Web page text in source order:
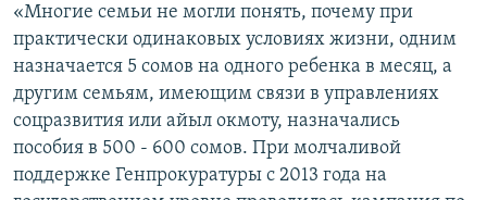
«Многие семьи не могли понять, почему при
практически одинаковых условиях жизни, одним
назначается 5 сомов на одного ребенка в месяц, а
другим семьям, имеющим связи в управлениях
соцразвития или айыл окмоту, назначались
пособия в 500 - 600 сомов. При молчаливой
поддержке Генпрокуратуры с 2013 года на